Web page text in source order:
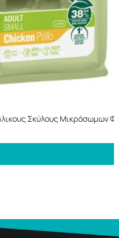
Σκύλους Μικρόσωμων